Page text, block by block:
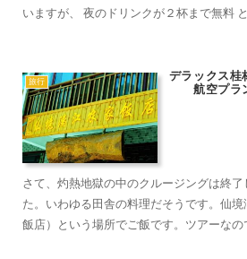
いますが、 夜のドリンクが２杯まで無料
旅行
デラックス桂
航空プラ
さて、灼熱地獄の中のクルージングは終
た。いわゆる田舎の料理だそうです。仙
飯店）という場所でご飯です。ツアーな